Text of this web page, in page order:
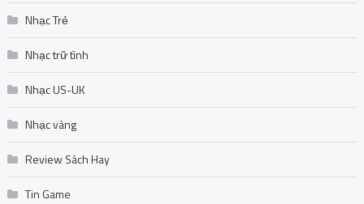
Nhạc Trẻ
Nhạc trữ tình
Nhạc US-UK
Nhạc vàng
Review Sách Hay
Tin Game